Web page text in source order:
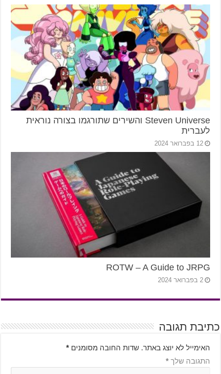
Steven Universe והשירים שתורגמו בצורה נוראית
לעברית
12 בפברואר 2024
ROTW – A Guide to JRPG
2 בפברואר 2024
כתיבת תגובה
האימייל לא יוצג באתר. שדות החובה מסומנים *
התגובה שלך *